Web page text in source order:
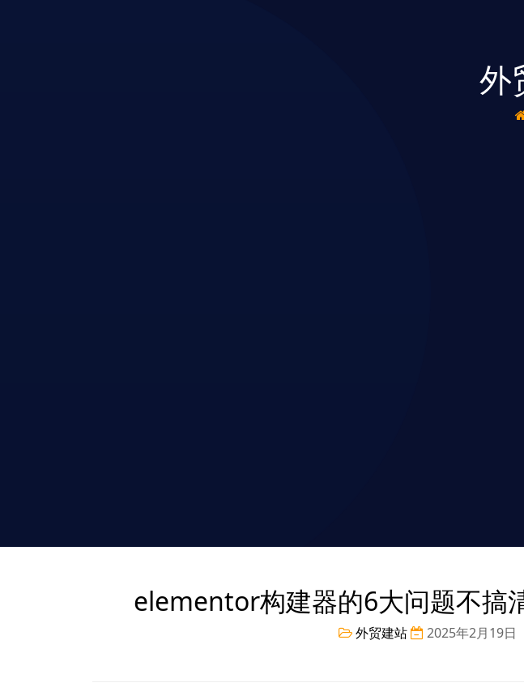
外
elementor构建器的6大问题不搞
外贸建站 2025年2月19日